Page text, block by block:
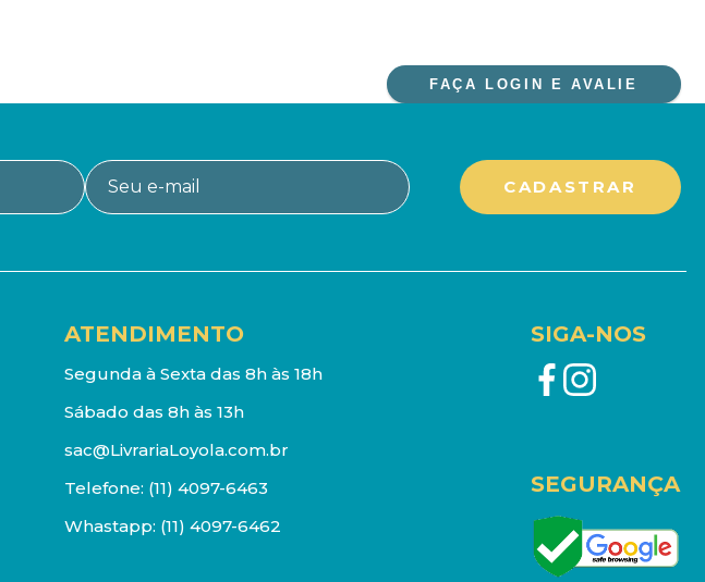
FAÇA LOGIN E AVALIE
ATENDIMENTO
Segunda à Sexta das 8h às 18h
Sábado das 8h às 13h
sac@LivrariaLoyola.com.br
Telefone: (11) 4097-6463
Whastapp: (11) 4097-6462
SIGA-NOS
SEGURANÇA